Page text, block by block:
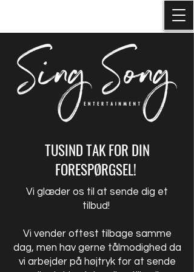
TUSIND TAK FOR DIN
FORESPØRGSEL!
Vi glæder os til at sende dig et
tilbud!
Vi vender oftest tilbage samme
dag, men hav gerne tålmodighed da
vi arbejder på højtryk for at sende